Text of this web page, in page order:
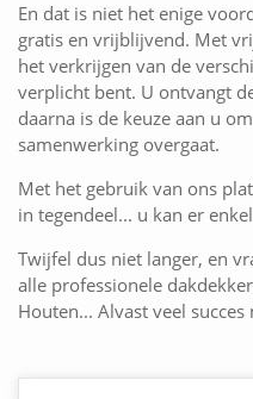
En dat is niet het enige
gratis en vrijblijvend. Met
het verkrijgen van de
verplicht bent. U ontvangt
daarna is de keuze aan u
samenwerking overgaat.
Met het gebruik van ons
in tegendeel... u kan er
Twijfel dus niet langer, en
alle professionele
Houten... Alvast veel